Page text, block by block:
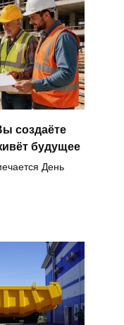
создаёте
будущее
День